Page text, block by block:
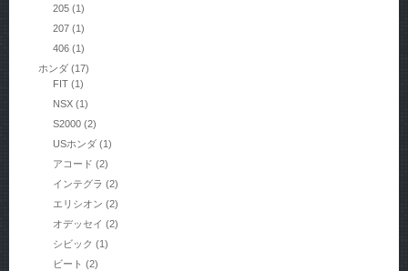
205 (1)
207 (1)
406 (1)
ホンダ(17)
FIT (1)
NSX (1)
S2000 (2)
USホンダ (1)
アコード (2)
インテグラ (2)
エリシオン (2)
オデッセイ (2)
シビック (1)
ビート (2)